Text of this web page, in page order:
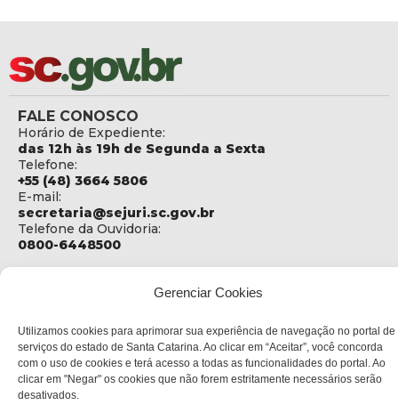
Gerenciar Cookies
Utilizamos cookies para aprimorar sua experiência de navegação no portal de
serviços do estado de Santa Catarina. Ao clicar em “Aceitar”, você concorda
com o uso de cookies e terá acesso a todas as funcionalidades do portal. Ao
clicar em "Negar" os cookies que não forem estritamente necessários serão
desativados.
FALE CONOSCO
Horário de Expediente:
das 12h às 19h de Segunda a Sexta
Telefone:
+55 (48) 3664 5806
E-mail:
secretaria@sejuri.sc.gov.br
Telefone da Ouvidoria:
0800-6448500
SEJURI - Secretaria de Estado de Justiça e Reintegração
Rua Fúlvio Aducci, 1214 - Loja 06
Bairro:
Estreito - Florianópolis - SC
CEP: